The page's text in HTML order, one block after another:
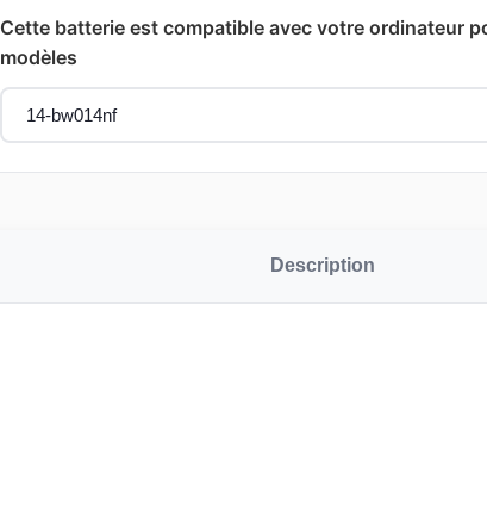
Cette batterie est compatible avec votre ordinateur
modèles
Description